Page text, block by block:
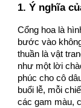
1. Ý nghĩa
Cổng hoa là
bước vào
thuần là vật
như một lời
phúc cho cô
buổi lễ, mỗi
các gam màu,